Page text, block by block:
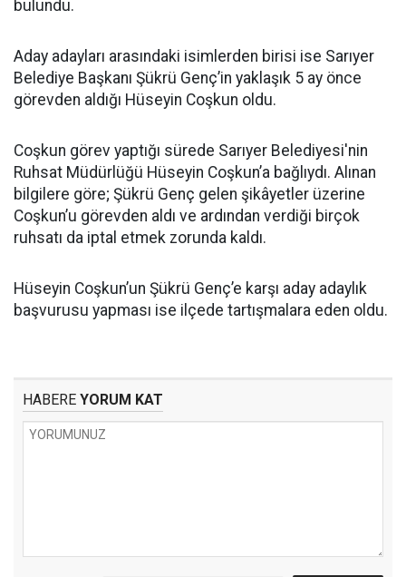
bulundu.
Aday adayları arasındaki isimlerden birisi ise Sarıyer
Belediye Başkanı Şükrü Genç’in yaklaşık 5 ay önce
görevden aldığı Hüseyin Coşkun oldu.
Coşkun görev yaptığı sürede Sarıyer Belediyesi'nin
Ruhsat Müdürlüğü Hüseyin Coşkun’a bağlıydı. Alınan
bilgilere göre; Şükrü Genç gelen şikâyetler üzerine
Coşkun’u görevden aldı ve ardından verdiği birçok
ruhsatı da iptal etmek zorunda kaldı.
Hüseyin Coşkun’un Şükrü Genç’e karşı aday adaylık
başvurusu yapması ise ilçede tartışmalara eden oldu.
HABERE YORUM KAT